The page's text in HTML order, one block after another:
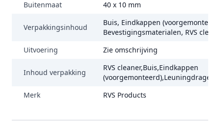
Buitenmaat
40 x 10 mm
Verpakkingsinhoud
Buis, Eindkappen
Bevestigingsmaterialen, RVS
Uitvoering
Zie omschrijving
Inhoud verpakking
RVS cleaner,Buis,Eindkappen
Merk
RVS Products